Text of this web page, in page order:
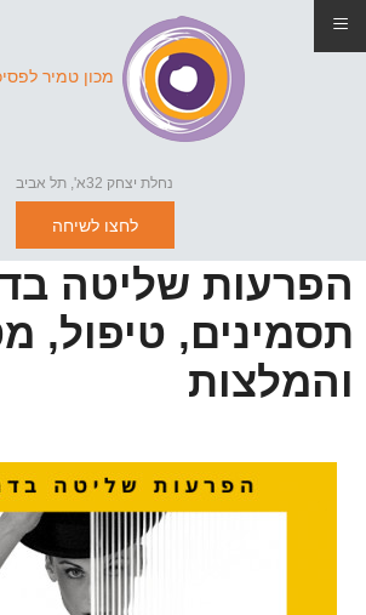
מכון טמיר
נחלת יצחק 32א', תל אביב
לחצו לשיחה
הפרעות שליטה
תסמינים, טיפול,
והמלצות
≡